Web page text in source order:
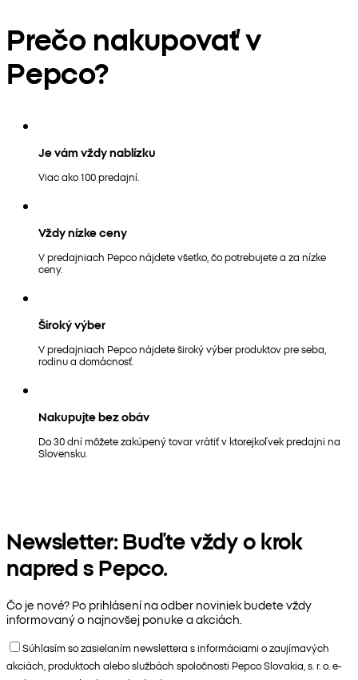
Prečo nakupovať v
Pepco?
Je vám vždy nablízku
Viac ako 100 predajní.
Vždy nízke ceny
V predajniach Pepco nájdete všetko, čo potrebujete a za nízke
ceny.
Široký výber
V predajniach Pepco nájdete široký výber produktov pre seba,
rodinu a domácnosť.
Nakupujte bez obáv
Do 30 dní môžete zakúpený tovar vrátiť v ktorejkoľvek predajni na
Slovensku.
Newsletter: Buďte vždy o krok
napred s Pepco.
Čo je nové? Po prihlásení na odber noviniek budete vždy
informovaný o najnovšej ponuke a akciách.
Súhlasím so zasielaním newslettera s informáciami o zaujímavých
akciách, produktoch alebo službách spoločnosti Pepco Slovakia, s. r. o. e-